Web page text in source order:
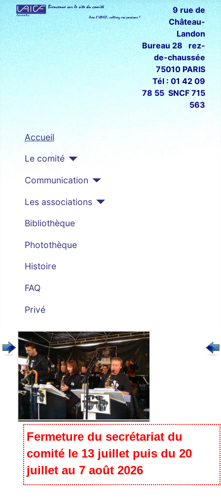
9 rue de
Château-
Landon
Bureau 28 rez-
de-chaussée
75010 PARIS
Tél : 01 42 09
78 55 SNCF 715
563
Accueil
Le comité
Communication
Les associations
Bibliothèque
Photothèque
Histoire
FAQ
Privé
Fermeture du secrétariat du
comité le 13 juillet puis du 20
juillet au 7 août 2026